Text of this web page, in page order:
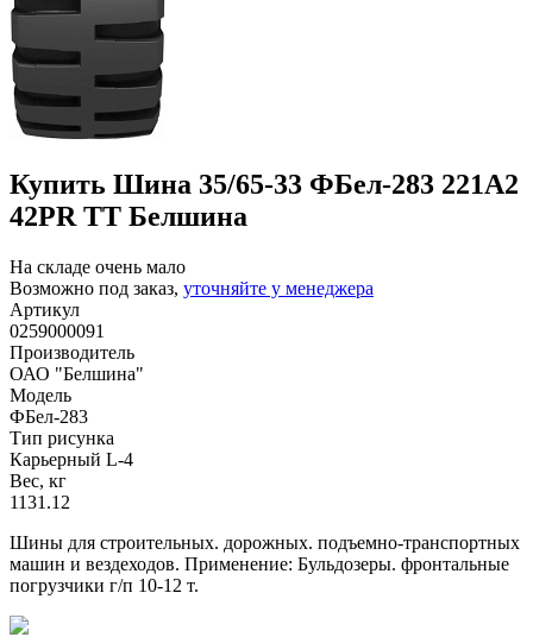
Купить Шина 35/65-33 ФБел-283 221A2
42PR TT Белшина
На складе очень мало
Возможно под заказ, уточняйте у менеджера
Артикул
0259000091
Производитель
ОАО "Белшина"
Модель
ФБел-283
Тип рисунка
Карьерный L-4
Вес, кг
1131.12
Шины для строительных. дорожных. подъемно-транспортных
машин и вездеходов. Применение: Бульдозеры. фронтальные
погрузчики г/п 10-12 т.